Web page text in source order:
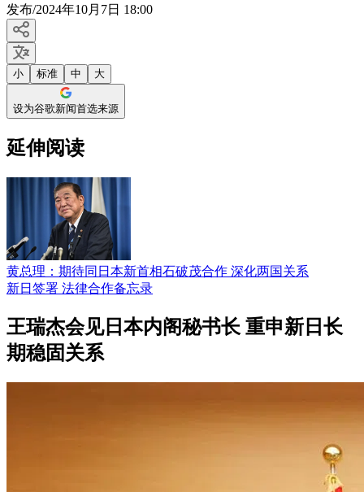
发布/2024年10月7日 18:00
小 标准 中 大
设为谷歌新闻首选来源
延伸阅读
黄总理：期待同日本新首相石破茂合作 深化两国关系
新日签署 法律合作备忘录
王瑞杰会见日本内阁秘书长 重申新日长
期稳固关系